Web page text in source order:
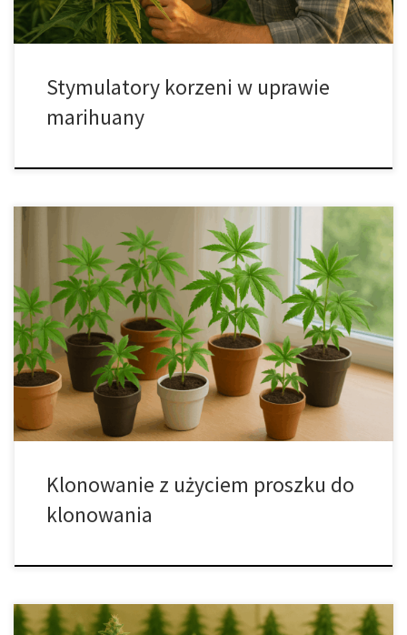
Stymulatory korzeni w uprawie
marihuany
Jak skutecznie klonować rośliny w domu – kompletny przewodnik
krok po kroku Klonowanie roślin to prosta, efektywna i
ekologiczna metoda rozmnażania, która pozwala uzyskać wiele
identycznych egzemplarzy z jednej rośliny matecznej. Dzięki
zastosowaniu proszku do klonowania można znacząco zwiększyć
szanse powodzenia i przyspieszyć proces ukorzeniania. Ta
technika jest szczególnie przydatna […]
Klonowanie z użyciem proszku do
klonowania